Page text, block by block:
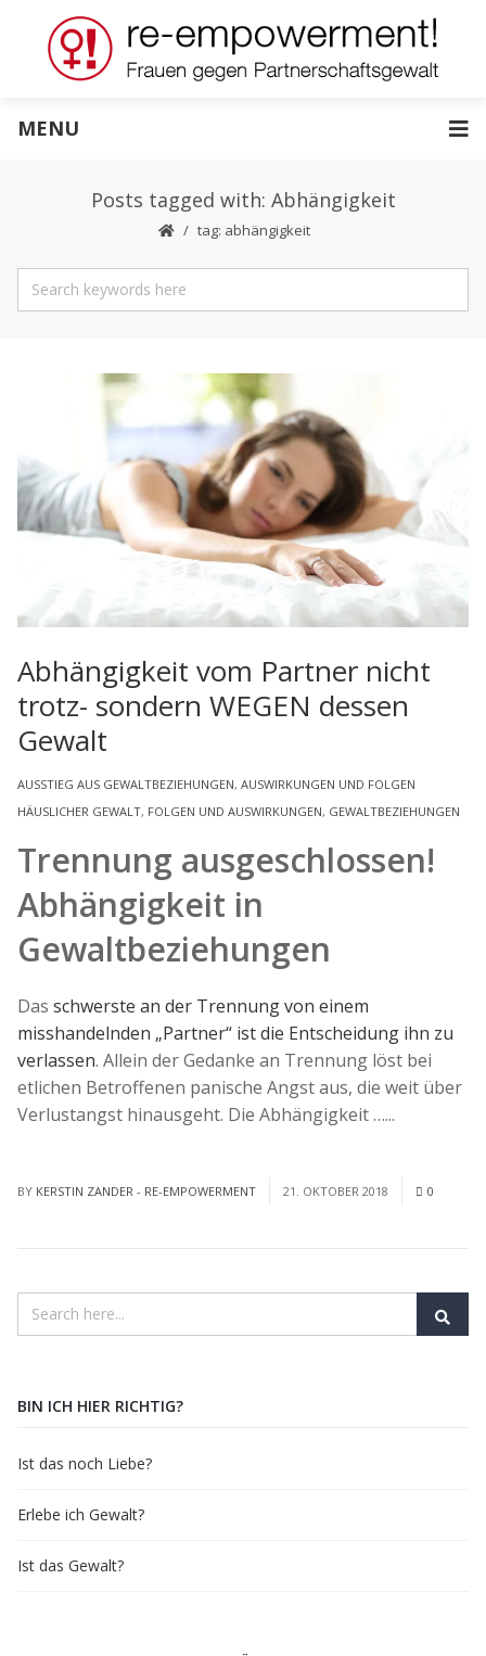
MENU
Posts tagged with: Abhängigkeit
tag: abhängigkeit
AUSSTIEG AUS GEWALTBEZIEHUNGEN, AUSWIRKUNGEN UND FOLGEN
HÄUSLICHER GEWALT, FOLGEN UND AUSWIRKUNGEN, GEWALTBEZIEHUNGEN
Abhängigkeit vom Partner nicht
trotz- sondern WEGEN dessen
Gewalt
Trennung ausgeschlossen!
Abhängigkeit in
Gewaltbeziehungen
Das schwerste an der Trennung von einem
misshandelnden „Partner“ ist die Entscheidung ihn zu
verlassen. Allein der Gedanke an Trennung löst bei
etlichen Betroffenen panische Angst aus, die weit über
Verlustangst hinausgeht. Die Abhängigkeit …...
BY KERSTIN ZANDER - RE-EMPOWERMENT 21. OKTOBER 2018 0
BIN ICH HIER RICHTIG?
Ist das noch Liebe?
Erlebe ich Gewalt?
Ist das Gewalt?